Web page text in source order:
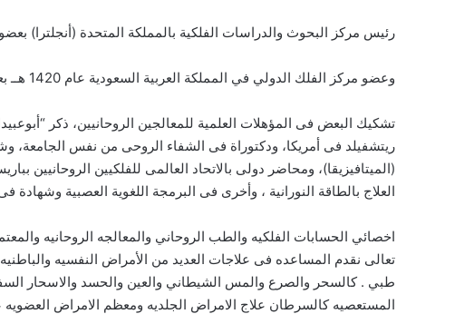
رئيس مركز البحوث والدراسات الفلكية بالمملكة المتحدة (أنجلترا) بعضوية
وعضو مركز الفلك الدولي في المملكة العربية السعودية عام 1420 هــ بعضوية رقم 217
تشكيك البعض فى المؤهلات العلمية للمعالجين الروحانيين، ذكر
ريتشفيلد فى أمريكا، ودكتوراة فى الشفاء الروحى من نفس الجامعة،
(الميتافيزيقا)، ومحاضر دولى بالاتحاد العالمى للفلكيين الروحانيين
العلاج بالطاقة النورانية ، وأخرى فى البرمجة اللغوية العصبية وشهادة
اخصائي الحسابات الفلكيه والطب الروحاني والمعالجه الروحانيه
تعالى نقدم المساعده فى علاجات العديد من الأمراض النفسيه
طبي . كالسحر والصرع والمس الشيطاني والعين والحسد والاسحار
المستعصيه كالسرطان علاج الامراض الجلديه ومعظم الامراض